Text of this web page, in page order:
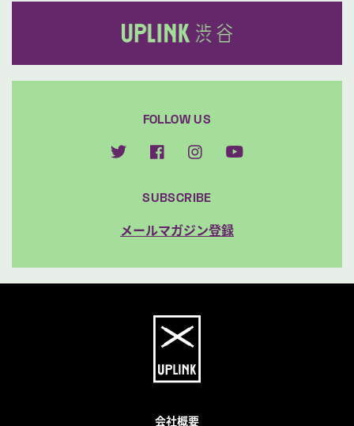
FOLLOW US
SUBSCRIBE
メールマガジン登録
会社概要